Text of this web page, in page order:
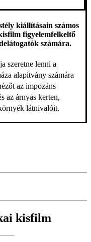
kiállításain számos
figyelemfelkeltő
számára.
szeretne lenni a
alapítvány számára
az impozáns
az árnyas kerten,
látnivalóit.
kisfilm